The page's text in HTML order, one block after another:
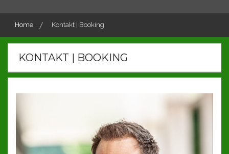
Home Kontakt | Booking
KONTAKT | BOOKING